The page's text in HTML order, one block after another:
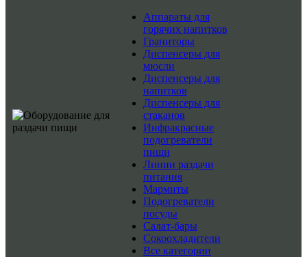
Аппараты для
горячих напитков
Граниторы
Диспенсеры для
мюсли
Диспенсеры для
напитков
Диспенсеры для
стаканов
Инфракрасные
подогреватели
пищи
Линии раздачи
питания
Мармиты
Подогреватели
посуды
Салат-бары
Сокоохладители
Все категории